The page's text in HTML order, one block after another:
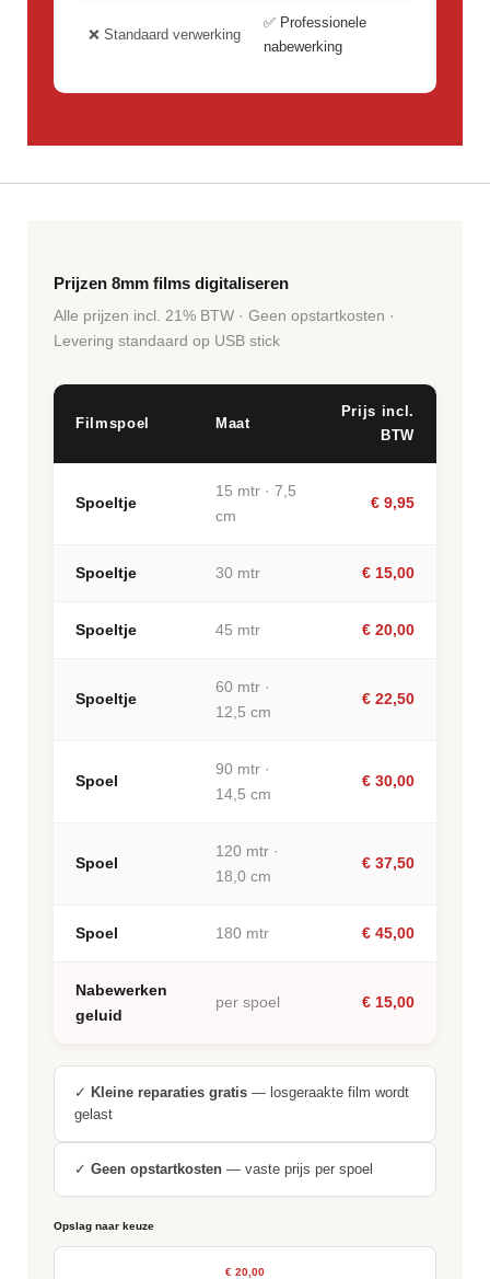
❌ Standaard verwerking
✅ Professionele
nabewerking
Prijzen 8mm films digitaliseren
Alle prijzen incl. 21% BTW · Geen opstartkosten ·
Levering standaard op USB stick
Filmspoel Maat
Prijs incl.
BTW
Spoeltje
15 mtr · 7,5
cm
€ 9,95
Spoeltje 30 mtr € 15,00
Spoeltje 45 mtr € 20,00
Spoeltje
60 mtr ·
12,5 cm
€ 22,50
Spoel
90 mtr ·
14,5 cm
€ 30,00
Spoel
120 mtr ·
18,0 cm
€ 37,50
Spoel 180 mtr € 45,00
Nabewerken
geluid
per spoel € 15,00
✓ Kleine reparaties gratis — losgeraakte film wordt
gelast
✓ Geen opstartkosten — vaste prijs per spoel
Opslag naar keuze
€ 20,00